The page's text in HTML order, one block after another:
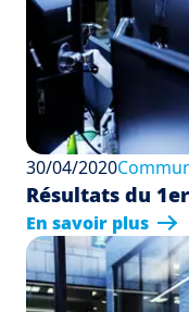
30/04/2020
Résultats du
En savoir plus